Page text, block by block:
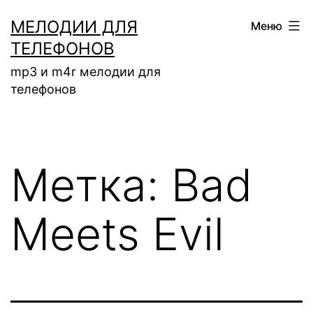
содержимому
МЕЛОДИИ ДЛЯ
ТЕЛЕФОНОВ
mp3 и m4r мелодии для
телефонов
Меню
Метка: Bad
Meets Evil